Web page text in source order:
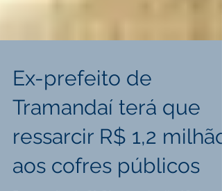
Ex-prefeito de
Tramandaí terá que
ressarcir R$ 1,2 milhão